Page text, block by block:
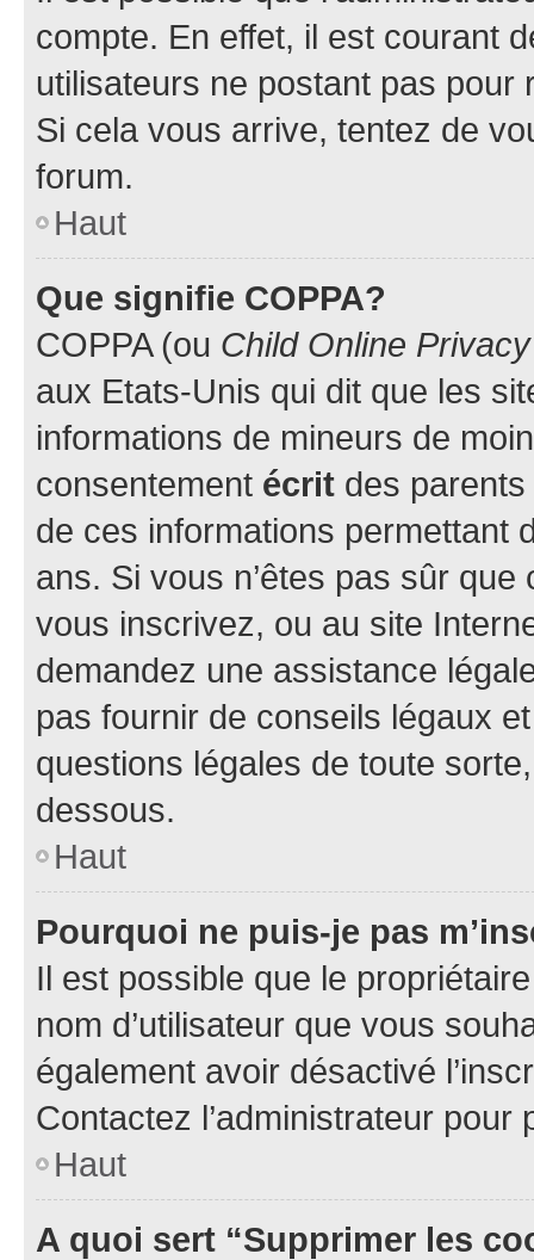
compte. En effet, il est courant
utilisateurs ne postant pas pour
Si cela vous arrive, tentez de
forum.
Haut
Que signifie COPPA?
COPPA (ou Child Online
aux Etats-Unis qui dit que les
informations de mineurs de
consentement écrit des parents
de ces informations permettant
ans. Si vous n’êtes pas sûr
vous inscrivez, ou au site
demandez une assistance
pas fournir de conseils légaux
questions légales de toute
dessous.
Haut
Pourquoi ne puis-je pas
Il est possible que le
nom d’utilisateur que vous
également avoir désactivé
Contactez l’administrateur
Haut
A quoi sert “Supprimer les